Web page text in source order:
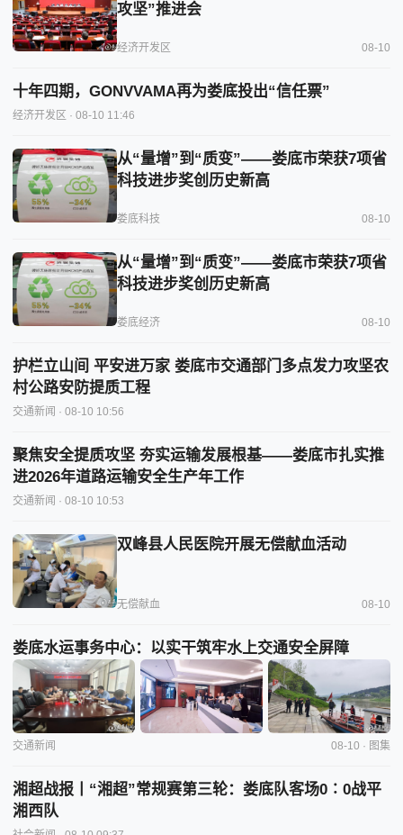
攻坚”推进会
经济开发区 08-10
十年四期，GONVVAMA再为娄底投出“信任票”
经济开发区 · 08-10 11:46
从“量增”到“质变”——娄底市荣获7项省
科技进步奖创历史新高
娄底科技 08-10
从“量增”到“质变”——娄底市荣获7项省
科技进步奖创历史新高
娄底经济 08-10
护栏立山间 平安进万家 娄底市交通部门多点发力攻坚农
村公路安防提质工程
交通新闻 · 08-10 10:56
聚焦安全提质攻坚 夯实运输发展根基——娄底市扎实推
进2026年道路运输安全生产年工作
交通新闻 · 08-10 10:53
双峰县人民医院开展无偿献血活动
无偿献血 08-10
娄底水运事务中心：以实干筑牢水上交通安全屏障
交通新闻 08-10 · 图集
湘超战报丨“湘超”常规赛第三轮：娄底队客场0∶0战平
湘西队